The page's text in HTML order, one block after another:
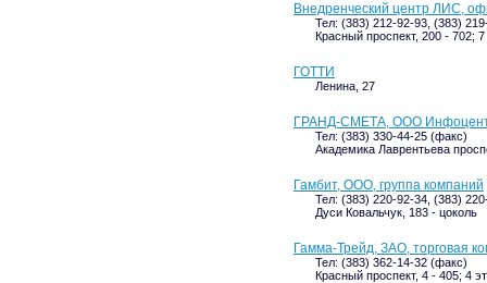
Внедренческий центр ЛИС,
Тел: (383) 212-92-93, (383)
Красный проспект, 200 - 702;
ГОТТИ
Ленина, 27
ГРАНД-СМЕТА, ООО
Тел: (383) 330-44-25 (факс)
Академика Лаврентьева
Гамбит, ООО, группа компаний
Тел: (383) 220-92-34, (383)
Дуси Ковальчук, 183 - цоколь
Гамма-Трейд, ЗАО, торговая
Тел: (383) 362-14-32 (факс)
Красный проспект, 4 - 405; 4